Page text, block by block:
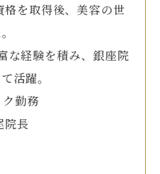
を取得後、美容の世
な経験を積み、銀座院
活躍。
勤務
院長